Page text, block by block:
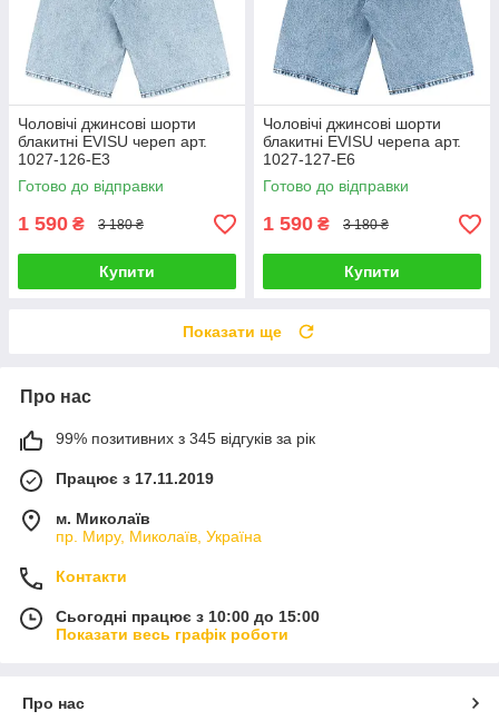
Чоловічі джинсові шорти
блакитні EVISU череп арт.
1027-126-E3
Готово до відправки
1 590 ₴ 3 180 ₴
Купити
Чоловічі джинсові шорти
блакитні EVISU черепа арт.
1027-127-E6
Готово до відправки
1 590 ₴ 3 180 ₴
Купити
Показати ще
Про нас
99% позитивних з 345 відгуків за рік
Працює з 17.11.2019
м. Миколаїв
пр. Миру, Миколаїв, Україна
Контакти
Сьогодні працює з 10:00 до 15:00
Показати весь графік роботи
Про нас